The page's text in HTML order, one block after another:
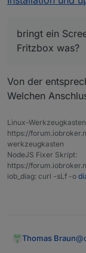
bringt ein
Fritzbox was?
Von der
Welchen
Linux-
https://
werkzeugkasten
NodeJS Fixer Skript:
https://
iob_diag: curl -sLf -o
Thomas Braun@